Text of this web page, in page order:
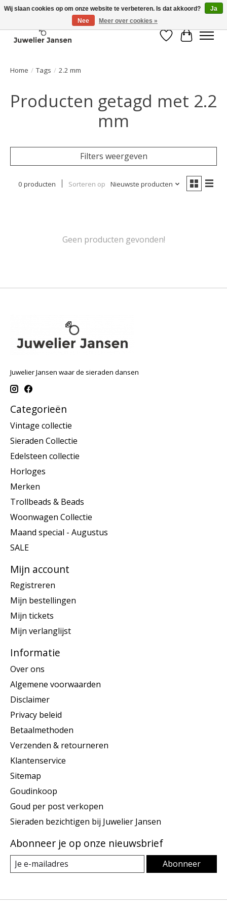
Verlanglijst
Home / Tags / 2.2 mm
Producten getagd met 2.2
mm
Filters weergeven
0 producten Sorteren op Nieuwste producten
Geen producten gevonden!
Juwelier Jansen waar de sieraden dansen
Categorieën
Vintage collectie
Sieraden Collectie
Edelsteen collectie
Horloges
Merken
Trollbeads & Beads
Woonwagen Collectie
Maand special - Augustus
SALE
Mijn account
Registreren
Mijn bestellingen
Mijn tickets
Mijn verlanglijst
Informatie
Over ons
Algemene voorwaarden
Disclaimer
Privacy beleid
Betaalmethoden
Verzenden & retourneren
Klantenservice
Sitemap
Goudinkoop
Goud per post verkopen
Sieraden bezichtigen bij Juwelier Jansen
Abonneer je op onze nieuwsbrief
Abonneer
Wij slaan cookies op om onze website te verbeteren. Is dat akkoord?
Ja
Nee
Meer over cookies »